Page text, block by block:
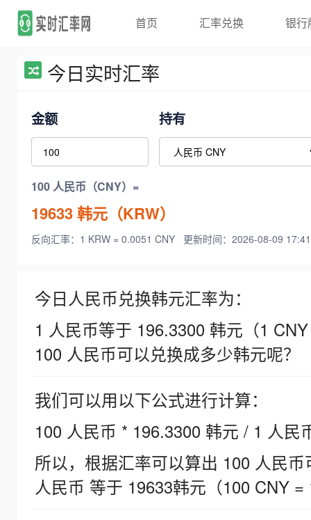
首页 汇率兑换 银行
今日实时汇率
金额 持有
100 人民币（CNY）=
19633韩元（KRW）
反向汇率：1 KRW = 0.0051 CNY 更新时间：2026-08-09
今日人民币兑换韩元汇率为：
1 人民币等于 196.3300 韩元（1
100 人民币可以兑换成多少韩元呢？
我们可以用以下公式进行计算：
100 人民币 * 196.3300 韩元 / 1 人民
所以，根据汇率可以算出 100 人民
人民币 等于 19633韩元（100 CNY =